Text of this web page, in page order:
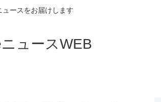
ュースをお届けします
ュースWEB